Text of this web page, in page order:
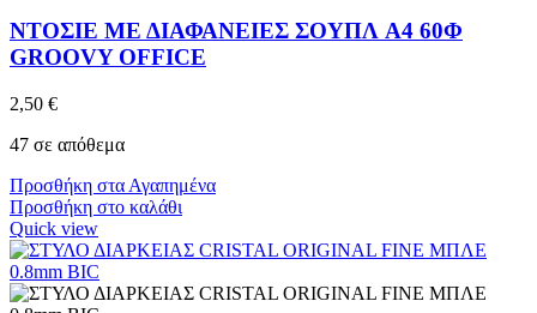
ΝΤΟΣΙΕ ΜΕ ΔΙΑΦΑΝΕΙΕΣ ΣΟΥΠΛ A4 60Φ
GROOVY OFFICE
2,50 €
47 σε απόθεμα
Προσθήκη στα Αγαπημένα
Προσθήκη στο καλάθι
Quick view